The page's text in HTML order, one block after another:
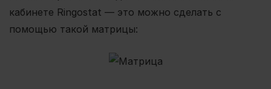
кабинете Ringostat — это можно сделать с
помощью такой матрицы: